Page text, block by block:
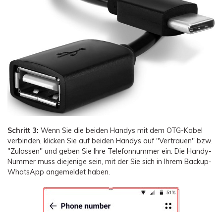
Schritt 3: Wenn Sie die beiden Handys mit dem OTG-Kabel
verbinden, klicken Sie auf beiden Handys auf "Vertrauen" bzw.
"Zulassen" und geben Sie Ihre Telefonnummer ein. Die Handy-
Nummer muss diejenige sein, mit der Sie sich in Ihrem Backup-
WhatsApp angemeldet haben.